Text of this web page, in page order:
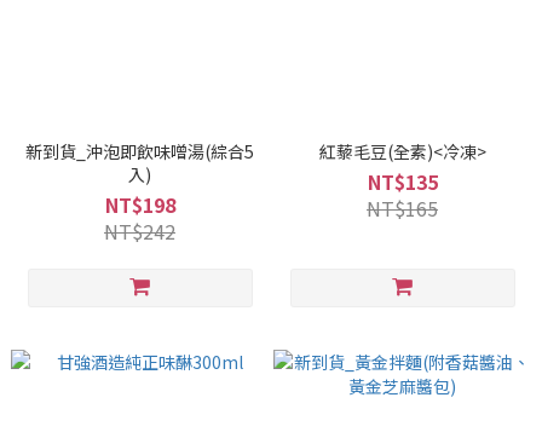
新到貨_沖泡即飲味噌湯(綜合5
入)
NT$198
NT$242
紅藜毛豆(全素)<冷凍>
NT$135
NT$165